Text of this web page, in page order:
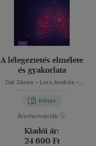
A lélegeztetés elmélete
és gyakorlata
Gál János - Lorx András -
Könyv
Árinformációk
Kiadói ár:
24 690 Ft